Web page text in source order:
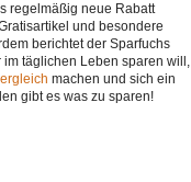
regelmäßig neue Rabatt
und besondere
berichtet der Sparfuchs
im täglichen Leben sparen will,
machen und sich ein
gibt es was zu sparen!